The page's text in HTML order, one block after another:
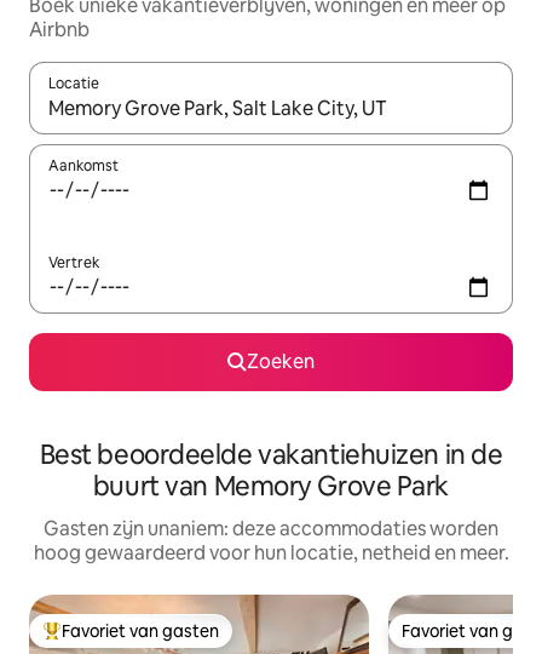
Boek unieke vakantieverblijven, woningen en meer op
Airbnb
Locatie
Wanneer er resultaten beschikbaar zijn, maak je een keuze
Aankomst
Vertrek
Zoeken
Best beoordeelde vakantiehuizen in de
buurt van Memory Grove Park
Gasten zijn unaniem: deze accommodaties worden
hoog gewaardeerd voor hun locatie, netheid en meer.
Topfavoriet van gasten
Favoriet van gasten Favoriet van
Favoriet van